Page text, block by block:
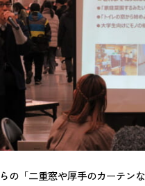
の「二重窓や厚手のカーテン